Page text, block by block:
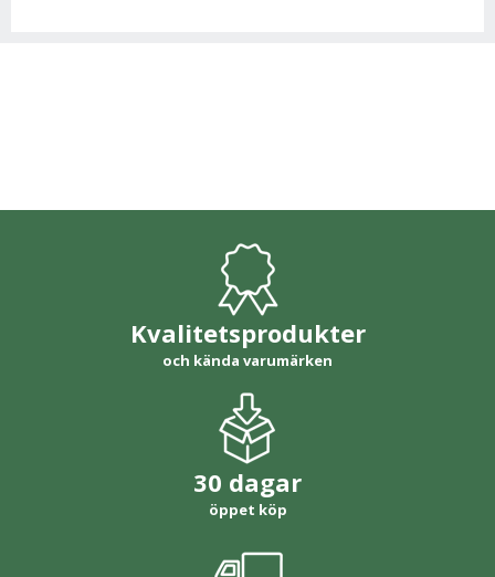
Kvalitetsprodukter
och kända varumärken
30 dagar
öppet köp